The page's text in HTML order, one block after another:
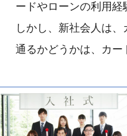
ードやローンの利用経
しかし、新社会人は
通るかどうかは、カー